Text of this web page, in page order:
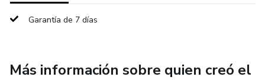
Garantía de 7 días
Más información sobre quien creó el